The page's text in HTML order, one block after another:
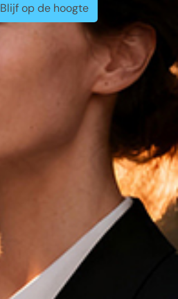
Blijf op de hoogte